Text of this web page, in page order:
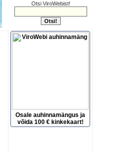
Otsi ViroWebist!
Osale auhinnamängus ja
võida 100 € kinkekaart!